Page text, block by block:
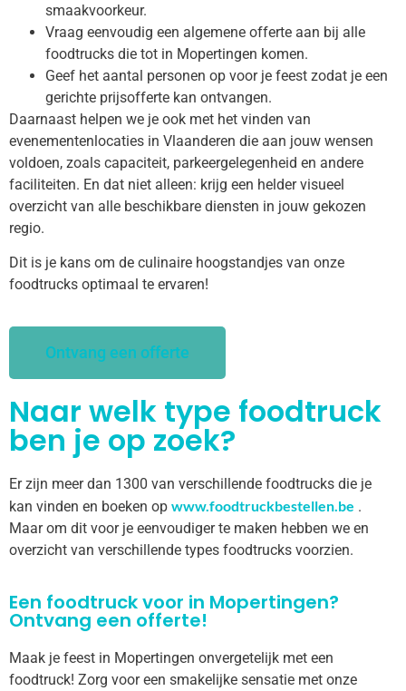
smaakvoorkeur.
Vraag eenvoudig een algemene offerte aan bij alle
foodtrucks die tot in Mopertingen komen.
Geef het aantal personen op voor je feest zodat je een
gerichte prijsofferte kan ontvangen.
Daarnaast helpen we je ook met het vinden van
evenementenlocaties in Vlaanderen die aan jouw wensen
voldoen, zoals capaciteit, parkeergelegenheid en andere
faciliteiten. En dat niet alleen: krijg een helder visueel
overzicht van alle beschikbare diensten in jouw gekozen
regio.
Dit is je kans om de culinaire hoogstandjes van onze
foodtrucks optimaal te ervaren!
Ontvang een offerte
Naar welk type foodtruck
ben je op zoek?
Er zijn meer dan 1300 van verschillende foodtrucks die je
kan vinden en boeken op www.foodtruckbestellen.be .
Maar om dit voor je eenvoudiger te maken hebben we en
overzicht van verschillende types foodtrucks voorzien.
Een foodtruck voor in Mopertingen?
Ontvang een offerte!
Maak je feest in Mopertingen onvergetelijk met een
foodtruck! Zorg voor een smakelijke sensatie met onze